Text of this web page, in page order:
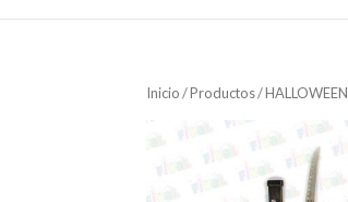
Inicio/Productos/HALLOWEEN